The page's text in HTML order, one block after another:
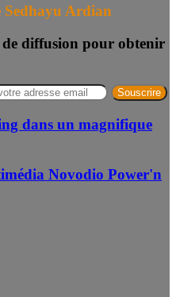
Sedhayu Ardian
de diffusion pour obtenir
dans un magnifique
Novodio Power'n